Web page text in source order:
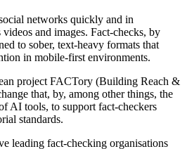
networks quickly and in
and images. Fact-checks, by
to sober, text-heavy formats that
in mobile-first environments.
project FACTory (Building Reach &
that, by, among other things, the
AI tools, to support fact-checkers
standards.
leading fact-checking organisations